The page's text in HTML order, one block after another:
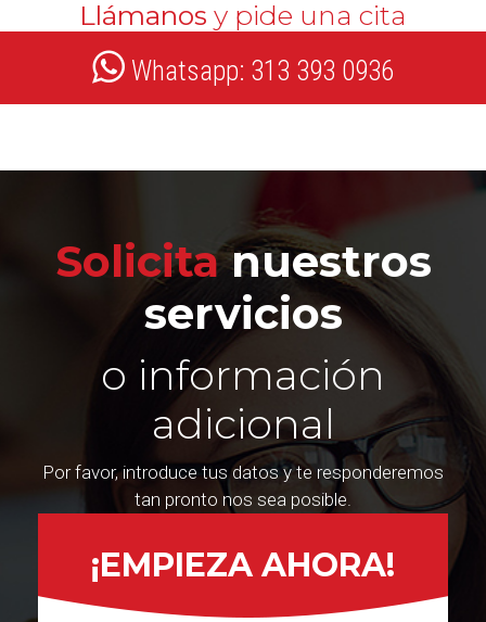
Llámanos y pide una cita
Whatsapp: 313 393 0936
Solicitanuestros
servicios
o información
adicional
Por favor, introduce tus datos y te responderemos
tan pronto nos sea posible.
¡EMPIEZA AHORA!